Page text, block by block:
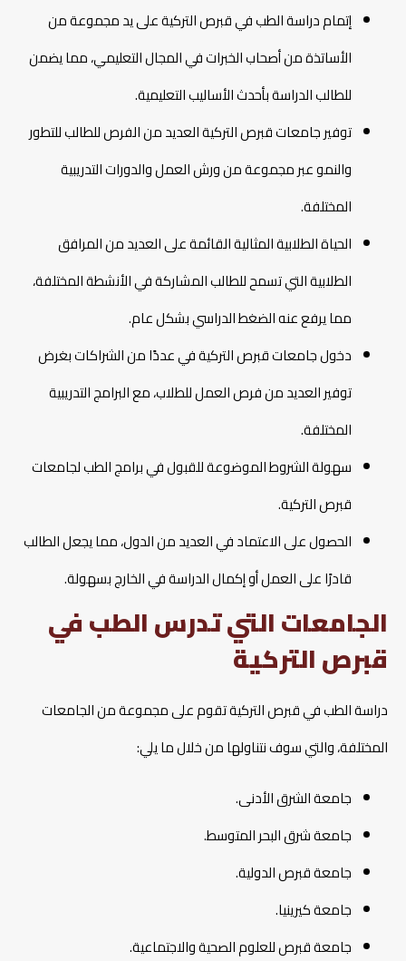
إتمام دراسة الطب في قبرص التركية على يد مجموعة من
الأساتذة من أصحاب الخبرات في المجال التعليمي، مما يضمن
للطالب الدراسة بأحدث الأساليب التعليمية.
توفير جامعات قبرص التركية العديد من الفرص للطالب للتطور
والنمو عبر مجموعة من ورش العمل والدورات التدريبية
المختلفة.
الحياة الطلابية المثالية القائمة على العديد من المرافق
الطلابية التي تسمح للطالب المشاركة في الأنشطة المختلفة،
مما يرفع عنه الضغط الدراسي بشكل عام.
دخول جامعات قبرص التركية في عددًا من الشراكات بغرض
توفير العديد من فرص العمل للطلاب، مع البرامج التدريبية
المختلفة.
سهولة الشروط الموضوعة للقبول في برامج الطب لجامعات
قبرص التركية.
الحصول على الاعتماد في العديد من الدول، مما يجعل الطالب
قادرًا على العمل أو إكمال الدراسة في الخارج بسهولة.
الجامعات التي تدرس الطب في
قبرص التركية
دراسة الطب في قبرص التركية تقوم على مجموعة من الجامعات
المختلفة، والتي سوف نتناولها من خلال ما يلي:
جامعة الشرق الأدنى.
جامعة شرق البحر المتوسط.
جامعة قبرص الدولية.
جامعة كيرينيا.
جامعة قبرص للعلوم الصحية والاجتماعية.